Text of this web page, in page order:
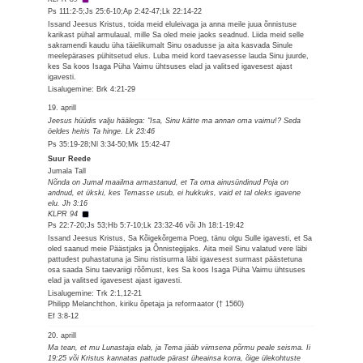
Ps 111:2-5;Js 25:6-10;Ap 2:42-47;Lk 22:14-22
Issand Jeesus Kristus, toida meid eluleivaga ja anna meile juua õnnistuse
karikast pühal armulaual, mille Sa oled meie jaoks seadnud. Liida meid selle
sakramendi kaudu üha täielikumalt Sinu osadusse ja aita kasvada Sinule
meelepärases pühitsetud elus. Luba meid kord taevasesse lauda Sinu juurde,
kes Sa koos Isaga Püha Vaimu ühtsuses elad ja valitsed igavesest ajast
igavesti.
Lisalugemine: Brk 4:21-29
19. aprill
Jeesus hüüdis valju häälega: "Isa, Sinu kätte ma annan oma vaimu!? Seda
öeldes heitis Ta hinge. Lk 23:46
Ps 35:19-28;Nl 3:34-50;Mk 15:42-47
Suur Reede
Jumala Tall
Nõnda on Jumal maailma armastanud, et Ta oma ainusündinud Poja on
andnud, et ükski, kes Temasse usub, ei hukkuks, vaid et tal oleks igavene
elu. Jh 3:16
KLPR 94
Ps 22:7-20;Js 53;Hb 5:7-10;Lk 23:32-46 või Jh 18:1-19:42
Issand Jeesus Kristus, Sa Kõigekõrgema Poeg, tänu olgu Sulle igavesti, et Sa
oled saanud meie Päästjaks ja Õnnistegijaks. Aita meil Sinu valatud vere läbi
pattudest puhastatuna ja Sinu ristisurma läbi igavesest surmast päästetuna
osa saada Sinu taevariigi rõõmust, kes Sa koos Isaga Püha Vaimu ühtsuses
elad ja valitsed igavesest ajast igavesti.
Lisalugemine: Trk 2:1,12-21
Philipp Melanchthon, kiriku õpetaja ja reformaator († 1560)
Ef 3:8-12
20. aprill
Ma tean, et mu Lunastaja elab, ja Tema jääb viimsena põrmu peale seisma. Ii
19:25 või Kristus kannatas pattude pärast üheainsa korra, õige ülekohtuste